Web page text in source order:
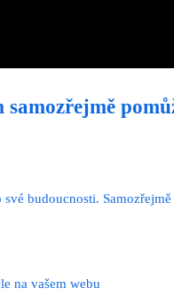
budoucnosti.
na vašem webu